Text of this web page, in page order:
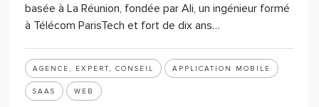
basée à La Réunion, fondée par Ali, un ingénieur formé
à Télécom ParisTech et fort de dix ans…
AGENCE, EXPERT, CONSEIL APPLICATION MOBILE
SAAS WEB